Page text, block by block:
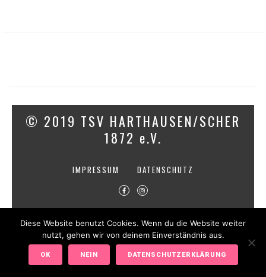
© 2019 TSV HARTHAUSEN/SCHER
1872 e.V.
IMPRESSUM DATENSCHUTZ
Diese Website benutzt Cookies. Wenn du die Website weiter
nutzt, gehen wir von deinem Einverständnis aus.
OK NEIN DATENSCHUTZERKLÄRUNG